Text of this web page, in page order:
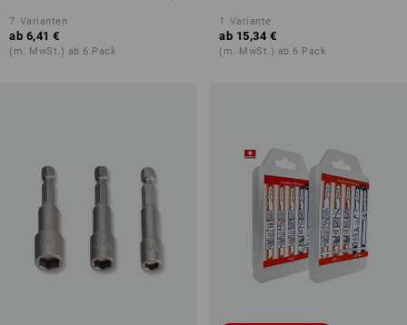
7 Varianten
ab 6,41 €
(m. MwSt.) ab 6 Pack
1 Variante
ab 15,34 €
(m. MwSt.) ab 6 Pack